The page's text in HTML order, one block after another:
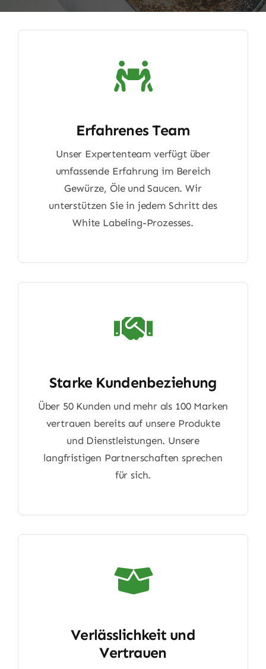
Erfahrenes Team
Unser Expertenteam verfügt über
umfassende Erfahrung im Bereich
Gewürze, Öle und Saucen. Wir
unterstützen Sie in jedem Schritt des
White Labeling-Prozesses.
Starke Kundenbeziehung
Über 50 Kunden und mehr als 100 Marken
vertrauen bereits auf unsere Produkte
und Dienstleistungen. Unsere
langfristigen Partnerschaften sprechen
für sich.
Verlässlichkeit und
Vertrauen